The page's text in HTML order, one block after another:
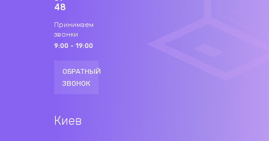
48
Принимаем
звонки
9:00 - 19:00
ОБРАТНЫЙ
ЗВОНОК
Киев